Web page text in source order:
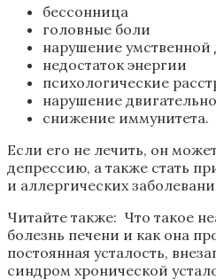
бессонница
головные боли
нарушение умственной
недостаток энергии
психологические
нарушение
снижение иммунитета.
Если его не лечить, он
депрессию, а также стать
и аллергических
Читайте также: Что такое
болезнь печени и как она
постоянная усталость,
синдром хронической